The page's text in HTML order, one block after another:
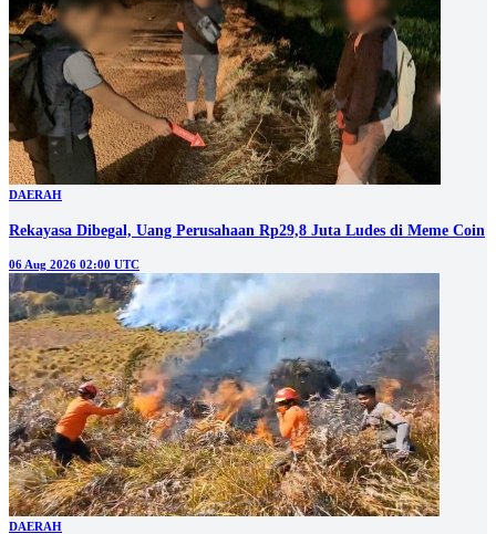
DAERAH
Rekayasa Dibegal, Uang Perusahaan Rp29,8 Juta Ludes di Meme Coin
06 Aug 2026 02:00 UTC
DAERAH